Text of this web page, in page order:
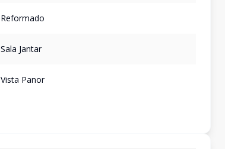
Reformado
Sala Jantar
Vista Panor